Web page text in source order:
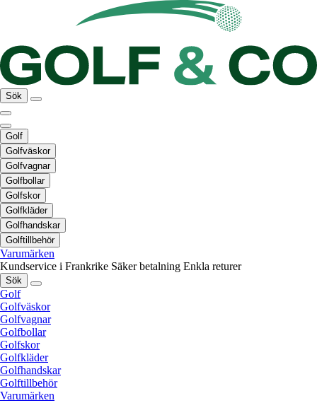
Sök
Golf
Golfväskor
Golfvagnar
Golfbollar
Golfskor
Golfkläder
Golfhandskar
Golftillbehör
Varumärken
Kundservice i Frankrike Säker betalning Enkla returer
Sök
Golf
Golfväskor
Golfvagnar
Golfbollar
Golfskor
Golfkläder
Golfhandskar
Golftillbehör
Varumärken